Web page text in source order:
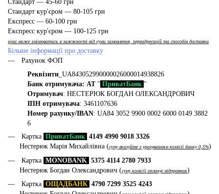
Стандарт — 45-60 грн
Стандарт кур'єром — 80-105 грн
Експресс — 60-100 грн
Експресс кур'єром — 100-125 грн
ціна може змінюватись в залежності від суми замовлення, переадресацій та способів доставки
Більше інформації про доставку
Рахунок ФОП
Реквізити _UA843052990000026000014938826
Банк отримувача: АТ" ПриватБанк "
Отримувач: НЕСТЕРЮК БОГДАН ОЛЕКСАНДРОВИЧ
ІПН отримувача: 3461107636
Номер рахунку/IBAN: UA84 3052 9900 0002 6000 0149 3882
6
Картка ПриватБанк 4149 4990 9018 3326
Нестерюк Марія Михайлівна (суму вказуйте з урахуванням комісії банку 0,5%)
Картка MONOBANK 5375 4114 2780 7933
Нестерюк Богдан Олександрович (суму комісії оплачує відправник)
Картка ОЩАДБАНК 4790 7299 3525 4243